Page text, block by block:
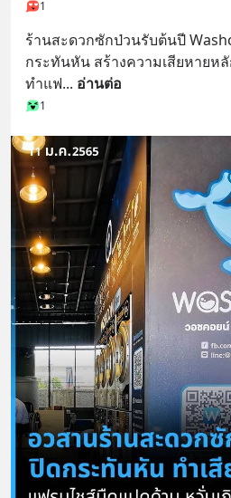
1
ร้านสะดวกซักป่วนรับต้นปี
กระทันหัน สร้างความเสียหายห
ทำแฟ... อ่านต่อ
1